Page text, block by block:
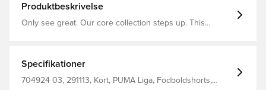
Produktbeskrivelse
Only see great. Our core collection steps up. This
the greates on pitch matches.
Specifikationer
704924 03, 291113, Kort, PUMA Liga, Fodboldshorts,